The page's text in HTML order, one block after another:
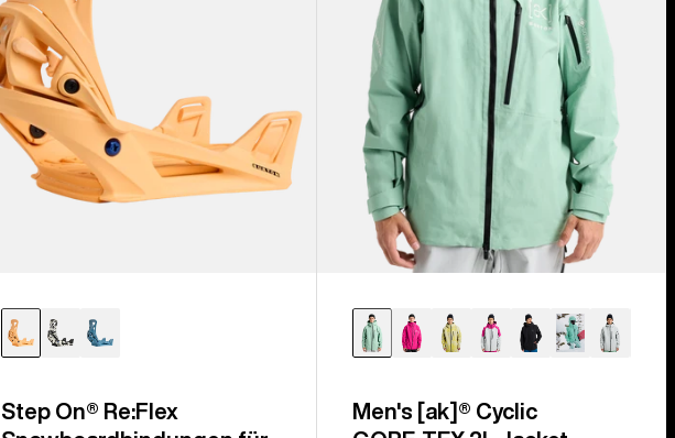
Step On® Re:Flex
Men's [ak]® Cyclic